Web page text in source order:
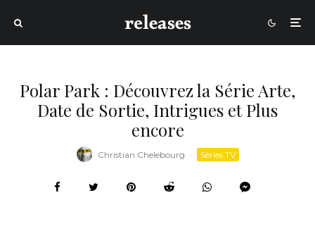
Polar Park : Découvrez la Série Arte,
Date de Sortie, Intrigues et Plus
encore
Christian Chelebourg · Séries TV